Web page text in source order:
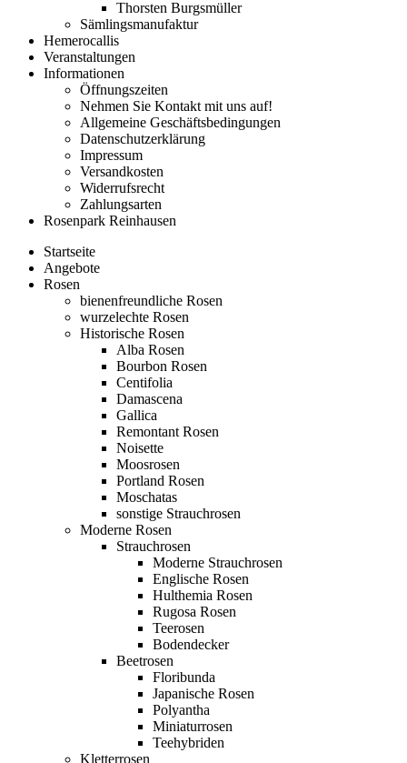
Thorsten Burgsmüller
Sämlingsmanufaktur
Hemerocallis
Veranstaltungen
Informationen
Öffnungszeiten
Nehmen Sie Kontakt mit uns auf!
Allgemeine Geschäftsbedingungen
Datenschutzerklärung
Impressum
Versandkosten
Widerrufsrecht
Zahlungsarten
Rosenpark Reinhausen
Startseite
Angebote
Rosen
bienenfreundliche Rosen
wurzelechte Rosen
Historische Rosen
Alba Rosen
Bourbon Rosen
Centifolia
Damascena
Gallica
Remontant Rosen
Noisette
Moosrosen
Portland Rosen
Moschatas
sonstige Strauchrosen
Moderne Rosen
Strauchrosen
Moderne Strauchrosen
Englische Rosen
Hulthemia Rosen
Rugosa Rosen
Teerosen
Bodendecker
Beetrosen
Floribunda
Japanische Rosen
Polyantha
Miniaturrosen
Teehybriden
Kletterrosen